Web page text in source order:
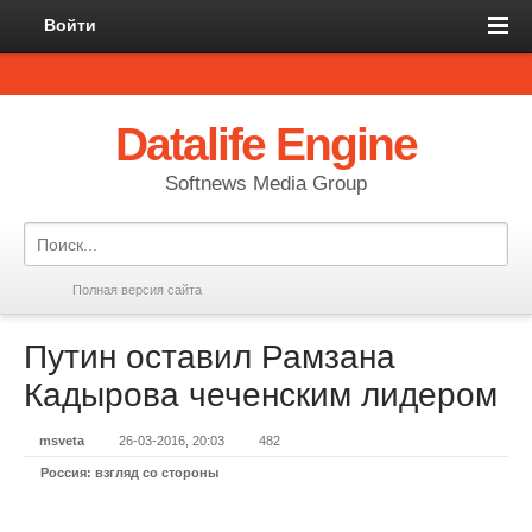
Войти
Datalife Engine
Softnews Media Group
Полная версия сайта
Путин оставил Рамзана
Кадырова чеченским лидером
msveta 26-03-2016, 20:03 482
Россия: взгляд со стороны